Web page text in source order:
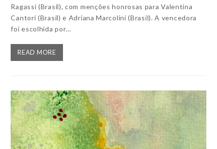
Ragassi (Brasil), com menções honrosas para Valentina
Cantori (Brasil) e Adriana Marcolini (Brasil). A vencedora
foi escolhida por…
READ MORE